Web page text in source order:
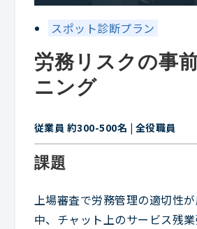
スポット診断プラン
労務リスクの事
ニング
従業員 約300-500名 | 全役職員
課題
上場審査で労務管理の適切性
中、チャット上のサービス残